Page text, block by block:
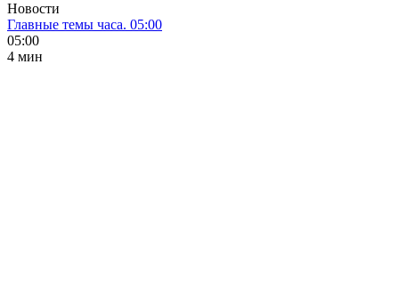
Новости
Главные темы часа. 05:00
05:00
4 мин